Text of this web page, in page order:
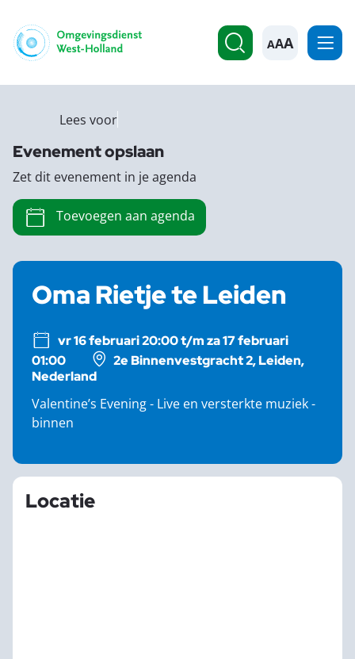
A
Oma Rietje te Leiden
vr 16 februari 20:00 t/m za 17 februari
01:00
2e Binnenvestgracht 2, Leiden,
Nederland
Valentine’s Evening - Live en versterkte muziek -
binnen
Locatie
Lees voor
Evenement opslaan
Zet dit evenement in je agenda
Toevoegen aan agenda